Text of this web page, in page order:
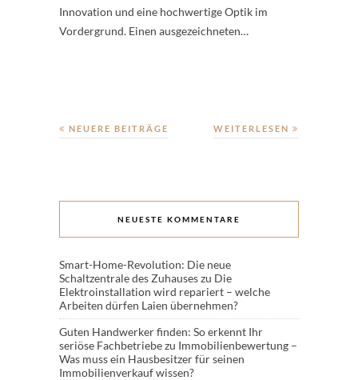
Innovation und eine hochwertige Optik im
Vordergrund. Einen ausgezeichneten…
WEITERLESEN
NEUERE BEITRÄGE
NEUESTE KOMMENTARE
Smart-Home-Revolution: Die neue
Schaltzentrale des Zuhauseszu Die
Elektroinstallation wird repariert – welche
Arbeiten dürfen Laien übernehmen?
Guten Handwerker finden: So erkennt Ihr
seriöse Fachbetriebezu Immobilienbewertung –
Was muss ein Hausbesitzer für seinen
Immobilienverkauf wissen?